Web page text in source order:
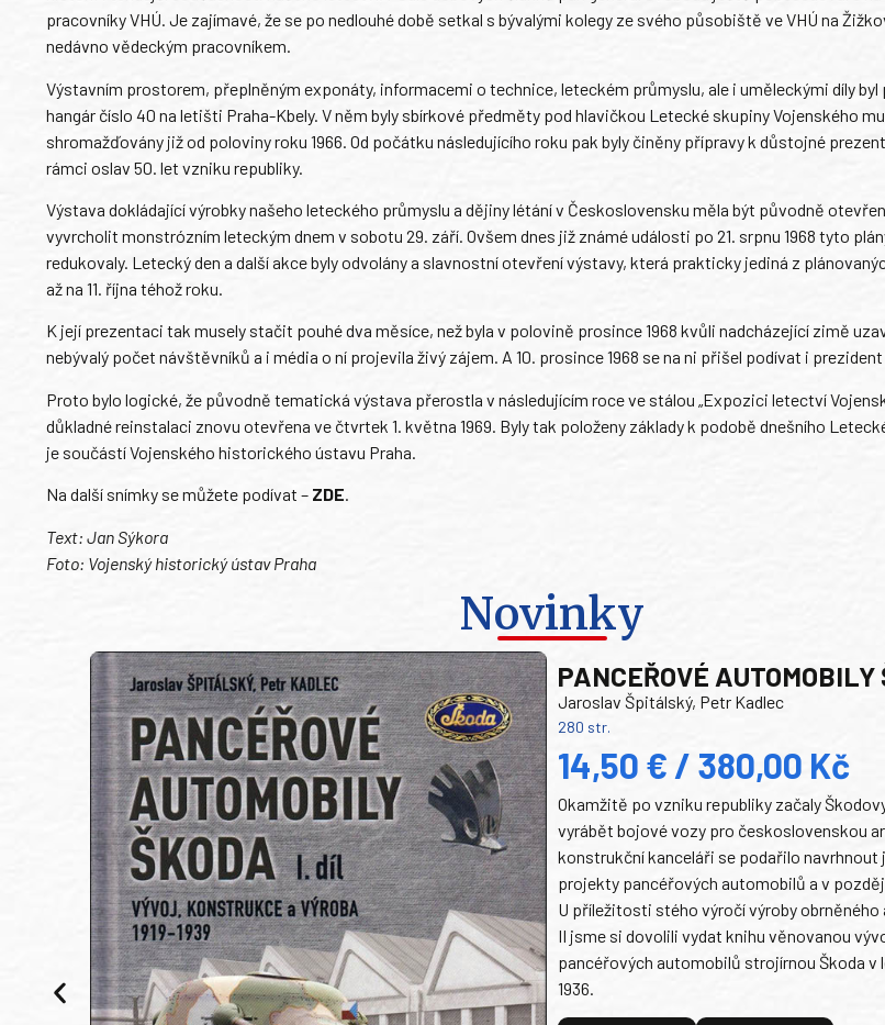
pracovníky VHÚ. Je zajímavé, že se po nedlouhé době setkal s bývalými kolegy ze svého působiště ve VHÚ na
nedávno vědeckým pracovníkem.
Výstavním prostorem, přeplněným exponáty, informacemi o technice, leteckém průmyslu, ale i uměleckými díly
hangár číslo 40 na letišti Praha-Kbely. V něm byly sbírkové předměty pod hlavičkou Letecké skupiny Vojenského
shromažďovány již od poloviny roku 1966. Od počátku následujícího roku pak byly činěny přípravy k důstojné
rámci oslav 50. let vzniku republiky.
Výstava dokládající výrobky našeho leteckého průmyslu a dějiny létání v Československu měla být původně
vyvrcholit monstrózním leteckým dnem v sobotu 29. září. Ovšem dnes již známé události po 21. srpnu 1968 tyto
redukovaly. Letecký den a další akce byly odvolány a slavnostní otevření výstavy, která prakticky jediná z
až na 11. října téhož roku.
K její prezentaci tak musely stačit pouhé dva měsíce, než byla v polovině prosince 1968 kvůli nadcházející zimě
nebývalý počet návštěvníků a i média o ní projevila živý zájem. A 10. prosince 1968 se na ni přišel podívat i
Proto bylo logické, že původně tematická výstava přerostla v následujícím roce ve stálou „Expozici letectví
důkladné reinstalaci znovu otevřena ve čtvrtek 1. května 1969. Byly tak položeny základy k podobě dnešního
je součástí Vojenského historického ústavu Praha.
Na další snímky se můžete podívat – ZDE.
Text: Jan Sýkora
Foto: Vojenský historický ústav Praha
Novinky
PANCEŘOVÉ AUTOMOBILY
Jaroslav Špitálský, Petr Kadlec
280 str.
14,50 € / 380,00 Kč
Okamžitě po vzniku republiky začaly
vyrábět bojové vozy pro československou
konstrukční kanceláři se podařilo navrhnout
projekty pancéřových automobilů a v
U příležitosti stého výročí výroby
II jsme si dovolili vydat knihu věnovanou
pancéřových automobilů strojírnou Škoda v
1936.